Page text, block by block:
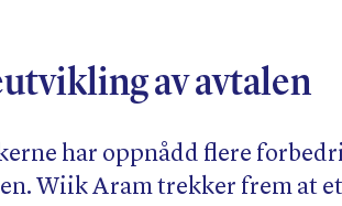
av avtalen
har oppnådd flere
Wiik Aram trekker frem at